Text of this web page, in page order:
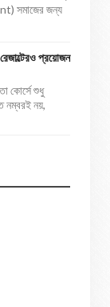
সমাজের জন্য
প্রয়োজন
কোর্সে শুধু
নম্বরই নয়,